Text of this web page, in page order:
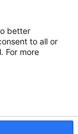
RL Alkmaar
better
to all or
For more